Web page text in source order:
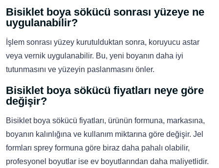
Bisiklet boya sökücü sonrası yüzeye ne
uygulanabilir?
İşlem sonrası yüzey kurutulduktan sonra, koruyucu astar
veya vernik uygulanabilir. Bu, yeni boyanın daha iyi
tutunmasını ve yüzeyin paslanmasını önler.
Bisiklet boya sökücü fiyatları neye göre
değişir?
Bisiklet boya sökücü fiyatları, ürünün formuna, markasına,
boyanın kalınlığına ve kullanım miktarına göre değişir. Jel
formları sprey formuna göre biraz daha pahalı olabilir,
profesyonel boyutlar ise ev boyutlarından daha maliyetlidir.